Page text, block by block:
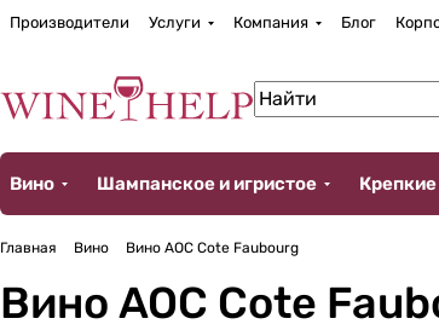
Производители Услуги Компания Блог
Вино Шампанское и игристое
Главная Вино Вино AOC Cote Faubourg
Вино AOC Cote